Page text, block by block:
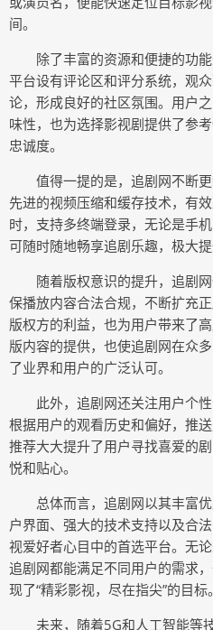
间。
除了丰富的资源和便捷的功
平台设有评论区和评分系统，观
论，形成良好的社区氛围。用户
味性，也为选择影视剧提供了参
忠诚度。
值得一提的是，追剧网不断
先进的视频压缩和缓存技术，有
时，支持多终端登录，无论是手
可随时随地畅享追剧乐趣，极大
随着版权意识的提升，追剧
保播放内容合法合规，不断扩充
版权方的利益，也为用户带来了
版内容的提供，也使追剧网在众
了业界和用户的广泛认可。
此外，追剧网还关注用户个
根据用户的观看历史和偏好，推
推荐大大提升了用户寻找喜爱的
悦和贴心。
总体而言，追剧网以其丰富
户界面、强大的技术支持以及合
视爱好者心目中的首选平台。无
追剧网都能满足不同用户的需求
现了“精彩影视，尽在指尖”的目标。
未来，随着5G和人工智能等